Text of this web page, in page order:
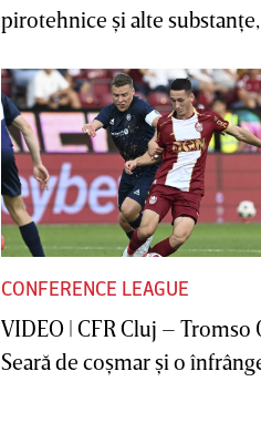
pirotehnice şi alte substanţe,
CONFERENCE LEAGUE
VIDEO | CFR Cluj – Tromso
Seară de coşmar şi o